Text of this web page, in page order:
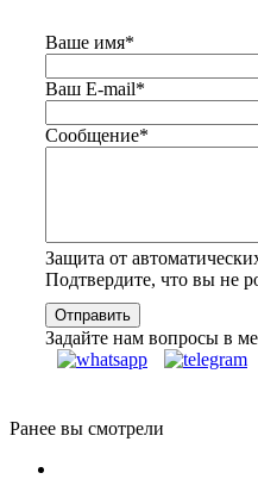
Ваше имя*
Ваш E-mail*
Сообщение*
Защита от
Подтвердите, что вы не
Задайте нам вопросы в
Ранее вы смотрели